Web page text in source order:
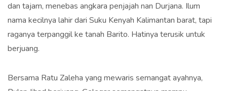
dan tajam, menebas angkara penjajah nan Durjana. Ilum
nama kecilnya lahir dari Suku Kenyah Kalimantan barat, tapi
raganya terpanggil ke tanah Barito. Hatinya terusik untuk
berjuang.
Bersama Ratu Zaleha yang mewaris semangat ayahnya,